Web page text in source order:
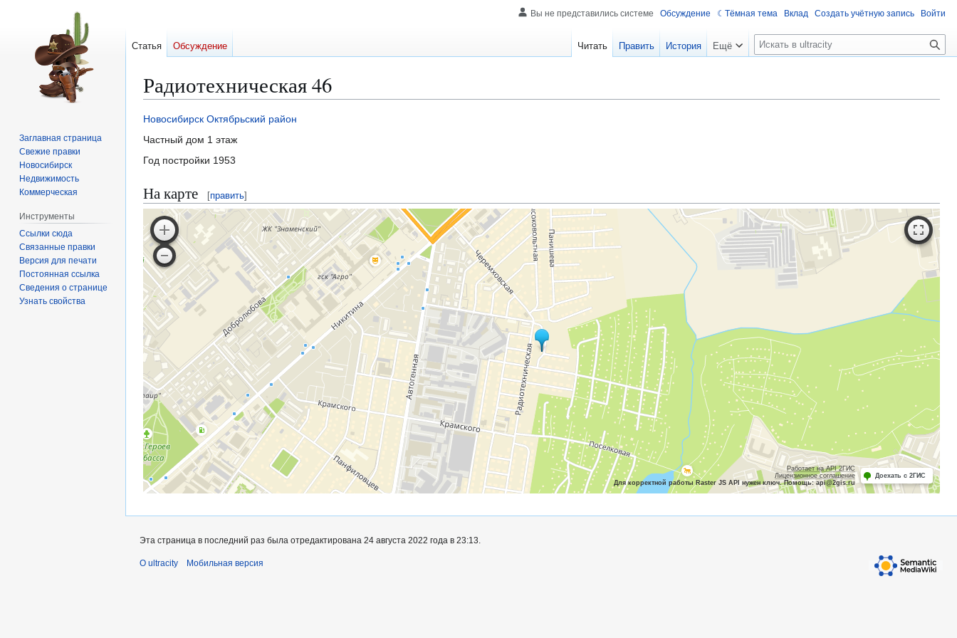
Радиотехническая 46
навигации
поиску
Новосибирск Октябрьский район
​Частный дом​ 1 этаж
Год постройки 1953
На карте [править]
Работает на API 2ГИС
Лицензионное соглашение
Для корректной работы Raster JS API нужен ключ. Помощь: api@2gis.ru
Доехать с 2ГИС
Вы не представились системе Обсуждение Тёмная тема Вклад Создать учётную запись Войти
Статья Обсуждение Читать Править История Ещё
П
о
к
Заглавная страница
Свежие правки
Новосибирск
Недвижимость
Коммерческая
Инструменты
Ссылки сюда
Связанные правки
Версия для печати
Постоянная ссылка
Сведения о странице
Узнать свойства
Эта страница в последний раз была отредактирована 24 августа 2022 года в 23:13.
О ultracity Мобильная версия